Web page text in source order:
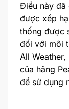
Điều này đã
được xếp
thống được
đối với môi
All
của hãng
để sử dụng